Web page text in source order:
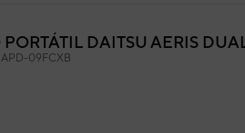
DAITSU AERIS
APD-09FCXB